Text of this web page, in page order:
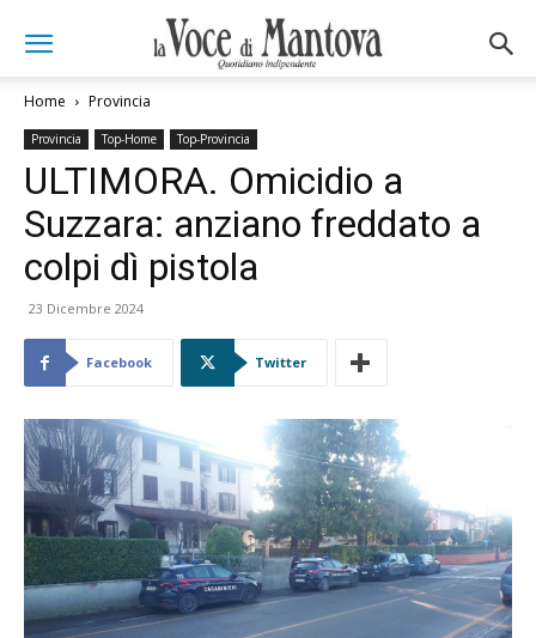
Home Provincia
Provincia Top-Home Top-Provincia
ULTIMORA. Omicidio a
Suzzara: anziano freddato a
colpi dì pistola
23 Dicembre 2024
Facebook Twitter